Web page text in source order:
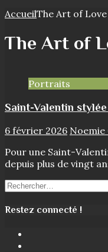
AccueilThe Art of Love
The Art of
Portraits
Saint-Valentin
6 février 2026 Noemie
Pour une Saint-
depuis plus de vingt
Rechercher :
Restez connecté !